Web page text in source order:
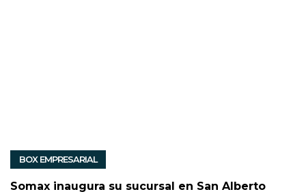
BOX EMPRESARIAL
Somax inaugura su sucursal en San Alberto